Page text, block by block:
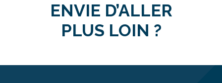
ENVIE D’ALLER
PLUS LOIN ?